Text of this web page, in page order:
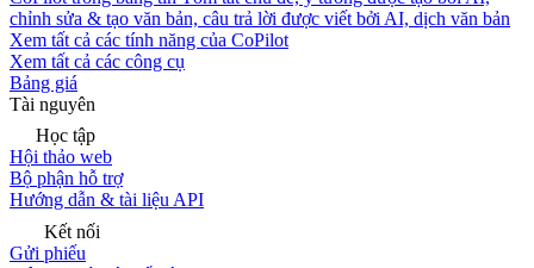
chỉnh sửa & tạo văn bản, câu trả lời được viết bởi AI, dịch văn bản
Xem tất cả các tính năng của CoPilot
Xem tất cả các công cụ
Bảng giá
Tài nguyên
Học tập
Hội thảo web
Bộ phận hỗ trợ
Hướng dẫn & tài liệu API
Kết nối
Gửi phiếu